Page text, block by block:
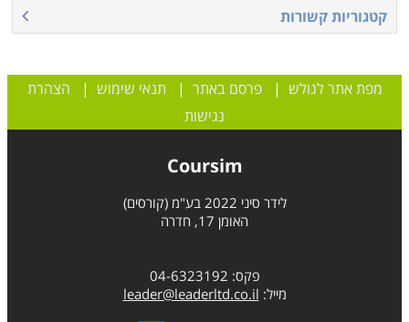
קטגוריות קשורות
מפת אתר לגולש |פרסם באתר | תנאי שימוש | הצהרת
נגישות
Coursim
לידר סיני 2022 בע"מ (קורסים)
האומן 17, חדרה
פקס: 04-6323192
מייל: leader@leaderltd.co.il